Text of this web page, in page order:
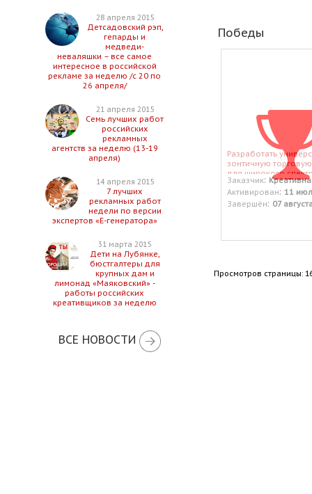
28 апреля 2015
Детсадовский рэп,
гепарды и
медведи-
неваляшки – все самое
интересное в российской
рекламе за неделю /с 20 по
26 апреля/
21 апреля 2015
Семь лучших работ
российских
рекламных
агентств за неделю (13-19
апреля)
14 апреля 2015
7 лучших
рекламных работ
недели по версии
экспертов «Е-генератора»
31 марта 2015
Дети на Лубянке,
бюстгалтеры для
крупных дам и
лимонад «Маяковский» -
работы российских
креативщиков за неделю
ВСЕ НОВОСТИ
Победы
Разработать
зонтичную
для широкого
продуктов питания.
Англоязычный
одного слова.
Заказчик:
Активирован: 11
Завершён: 07
Просмотров страницы: